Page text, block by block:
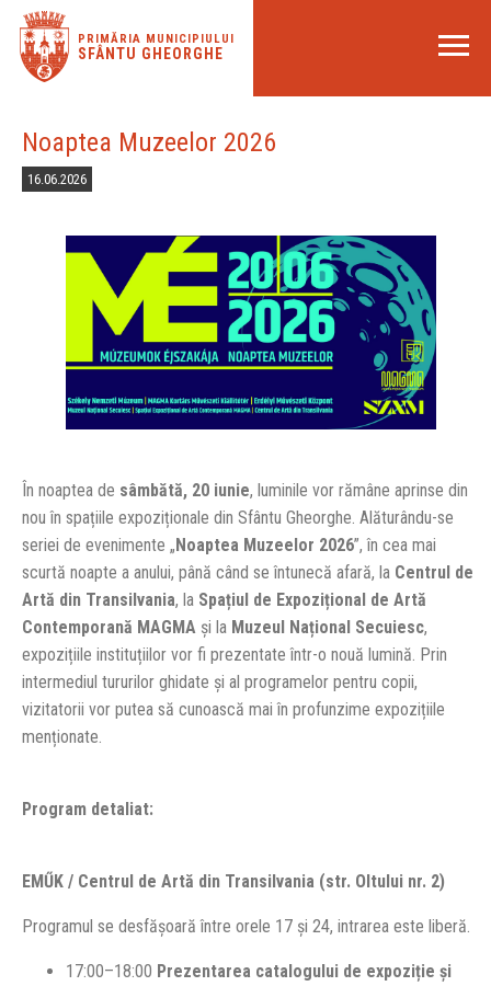
PRIMĂRIA MUNICIPIULUI
SFÂNTU GHEORGHE
Noaptea Muzeelor 2026
16.06.2026
În noaptea de sâmbătă, 20 iunie, luminile vor rămâne aprinse din
nou în spațiile expoziționale din Sfântu Gheorghe. Alăturându-se
seriei de evenimente „Noaptea Muzeelor 2026”, în cea mai
scurtă noapte a anului, până când se întunecă afară, la Centrul de
Artă din Transilvania, la Spațiul de Expozițional de Artă
Contemporană MAGMA și la Muzeul Național Secuiesc,
expozițiile instituțiilor vor fi prezentate într-o nouă lumină. Prin
intermediul tururilor ghidate și al programelor pentru copii,
vizitatorii vor putea să cunoască mai în profunzime expozițiile
menționate.
Program detaliat:
EMŰK / Centrul de Artă din Transilvania (str. Oltului nr. 2)
Programul se desfășoară între orele 17 și 24, intrarea este liberă.
17:00–18:00 Prezentarea catalogului de expoziție și